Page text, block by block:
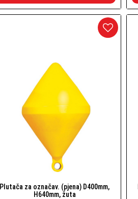
Brzi pogled
Plutača za označav. (pjena) D400mm,
H640mm, žuta